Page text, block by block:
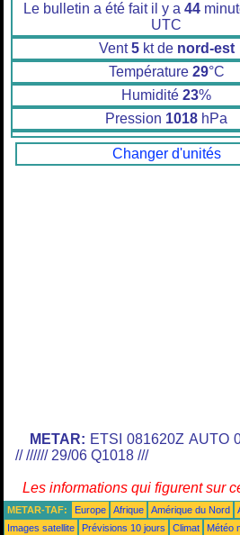
Le bulletin a été fait il y a 44
UTC
Vent5kt de nord-est
Température 29°C
Humidité 23%
Pression 1018 hPa
Changer d'unités
METAR: ETSI 081620Z AUTO
// ////// 29/06 Q1018 ///
Les informations qui figurent sur
METAR-TAF: Europe Afrique Amérique du Nord
Images satellite
Prévisions 10 jours Climat Météo